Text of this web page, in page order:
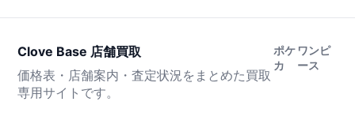
Clove Base 店舗買取
価格表・店舗案内・査定状況をまとめた買取
専用サイトです。
ポケ
カ
ワンピ
ース